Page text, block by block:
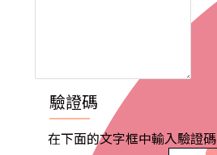
驗證碼
在下面的文字框中輸入驗證碼